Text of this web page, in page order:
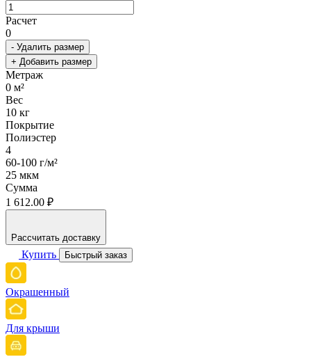
Расчет
0
- Удалить размер
+ Добавить размер
Метраж
0 м²
Вес
10 кг
Покрытие
Полиэстер
4
60-100 г/м²
25 мкм
Сумма
1 612.00 ₽
Рассчитать доставку
Купить Быстрый заказ
Окрашенный
Для крыши